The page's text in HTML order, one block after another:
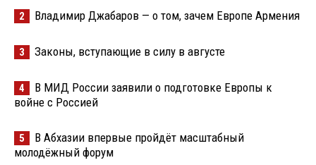
2 Владимир Джабаров — о том, зачем Европе Армения
3 Законы, вступающие в силу в августе
4
В МИД России заявили о подготовке Европы к
войне с Россией
5
В Абхазии впервые пройдёт масштабный
молодёжный форум